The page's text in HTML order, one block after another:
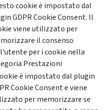
cookie è impostato dal
GDPR Cookie Consent. Il
viene utilizzato per
il consenso
per i cookie nella
Prestazioni
è impostato dal plugin
Cookie Consent e viene
per memorizzare se